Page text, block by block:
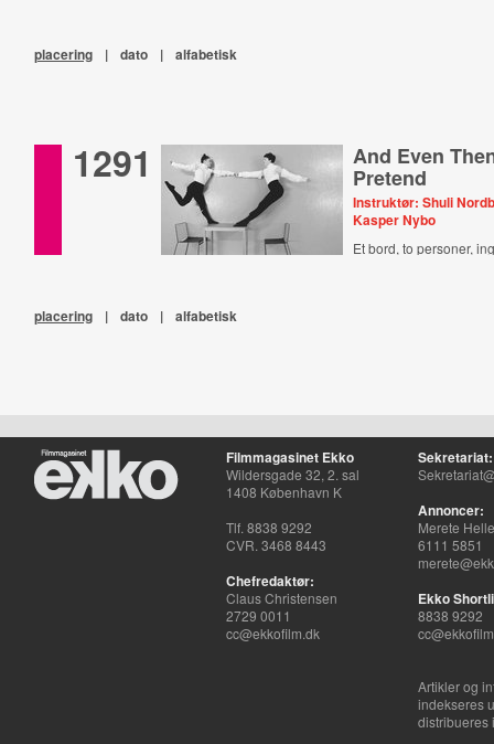
placering | dato | alfabetisk
1291 And Even
Pretend
Instruktør: Shuli
Kasper Nybo
Et bord, to personer,
placering | dato | alfabetisk
Filmmagasinet Ekko
Wildersgade 32, 2. sal
1408 København K
Tlf. 8838 9292
CVR. 3468 8443
Chefredaktør:
Claus Christensen
2729 0011
cc@ekkofilm.dk
Sekretariat:
Annoncer:
Merete
6111 5851
Ekko
8838 9292
Artikler og
indekseres
distribueres